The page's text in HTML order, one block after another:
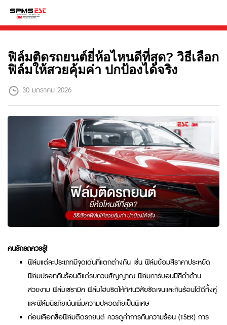
ฟิล์มติดรถยนต์ยี่ห้อไหนดีที่สุด? วิธีเลือก
ฟิล์มให้สวยคุ้มค่า ปกป้องได้จริง
30 มกราคม 2026
คนรักรถควรรู้!
ฟิล์มแต่ละประเภทมีจุดเด่นที่แตกต่างกัน เช่น ฟิล์มย้อมสีราคาประหยัด
ฟิล์มปรอทกันร้อนดีแต่รบกวนสัญญาณ ฟิล์มคาร์บอนมีสีดำด้าน
สวยงาม ฟิล์มเซรามิค ฟิล์มไฮบริดให้ทัศนวิสัยชัดเจนและกันร้อนได้ดีทั้งคู่
และฟิล์มนิรภัยเน้นเพิ่มความปลอดภัยเป็นพิเศษ
ก่อนเลือกซื้อฟิล์มติดรถยนต์ ควรดูค่าการกันความร้อน (TSER) การ